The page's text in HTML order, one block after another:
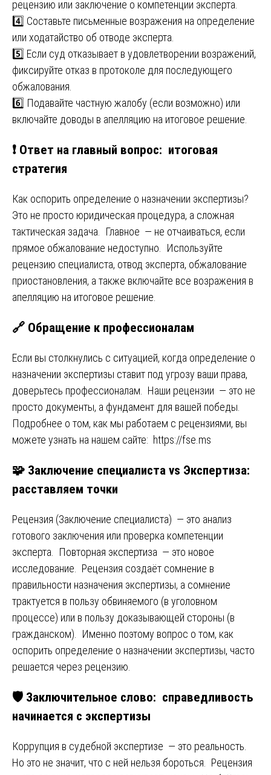
рецензию или заключение о компетенции эксперта.
4️⃣ Составьте письменные возражения на определение
или ходатайство об отводе эксперта.
5️⃣ Если суд отказывает в удовлетворении возражений,
фиксируйте отказ в протоколе для последующего
обжалования.
6️⃣ Подавайте частную жалобу (если возможно) или
включайте доводы в апелляцию на итоговое решение.
❗ Ответ на главный вопрос: итоговая
стратегия
Как оспорить определение о назначении экспертизы?
Это не просто юридическая процедура, а сложная
тактическая задача. Главное — не отчаиваться, если
прямое обжалование недоступно. Используйте
рецензию специалиста, отвод эксперта, обжалование
приостановления, а также включайте все возражения в
апелляцию на итоговое решение.
🔗 Обращение к профессионалам
Если вы столкнулись с ситуацией, когда определение о
назначении экспертизы ставит под угрозу ваши права,
доверьтесь профессионалам. Наши рецензии — это не
просто документы, а фундамент для вашей победы.
Подробнее о том, как мы работаем с рецензиями, вы
можете узнать на нашем сайте: https://fse.ms
🧩 Заключение специалиста vs Экспертиза:
расставляем точки
Рецензия (Заключение специалиста) — это анализ
готового заключения или проверка компетенции
эксперта. Повторная экспертиза — это новое
исследование. Рецензия создаёт сомнение в
правильности назначения экспертизы, а сомнение
трактуется в пользу обвиняемого (в уголовном
процессе) или в пользу доказывающей стороны (в
гражданском). Именно поэтому вопрос о том, как
оспорить определение о назначении экспертизы, часто
решается через рецензию.
🛡️ Заключительное слово: справедливость
начинается с экспертизы
Коррупция в судебной экспертизе — это реальность.
Но это не значит, что с ней нельзя бороться. Рецензия